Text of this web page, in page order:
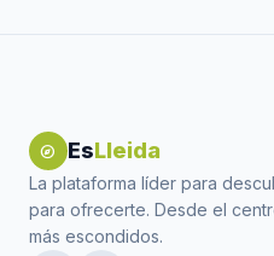
explore EsLleida
La plataforma líder para
para ofrecerte. Desde el
más escondidos.